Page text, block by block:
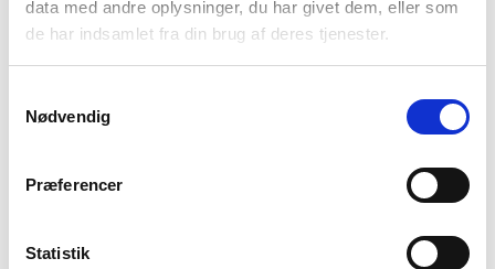
data med andre oplysninger, du har givet dem, eller som
de har indsamlet fra din brug af deres tjenester.
Nødvendig
Præferencer
Statistik
guide , overlevelse prepper udstyr prepping vandfiltrering